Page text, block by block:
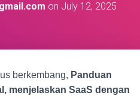
on July 12, 2025
berkembang, Panduan
menjelaskan SaaS dengan